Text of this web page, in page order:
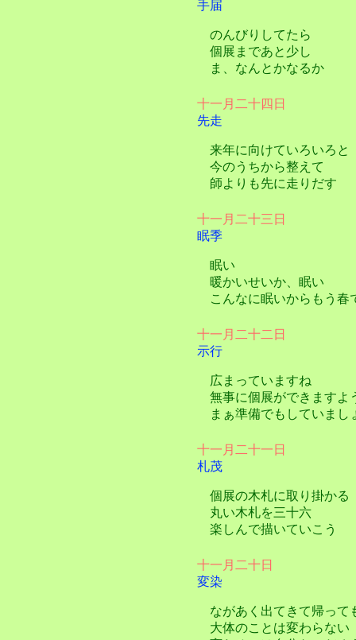
手届
のんびりしてたら
個展まであと少し
ま、なんとかなるか
十一月二十四日
先走
来年に向けていろいろと
今のうちから整えて
師よりも先に走りだす
十一月二十三日
眠季
眠い
暖かいせいか、眠い
こんなに眠いからもう春
十一月二十二日
示行
広まっていますね
無事に個展ができますよ
まぁ準備でもしていまし
十一月二十一日
札茂
個展の木札に取り掛かる
丸い木札を三十六
楽しんで描いていこう
十一月二十日
変染
ながあく出てきて帰って
大体のことは変わらない